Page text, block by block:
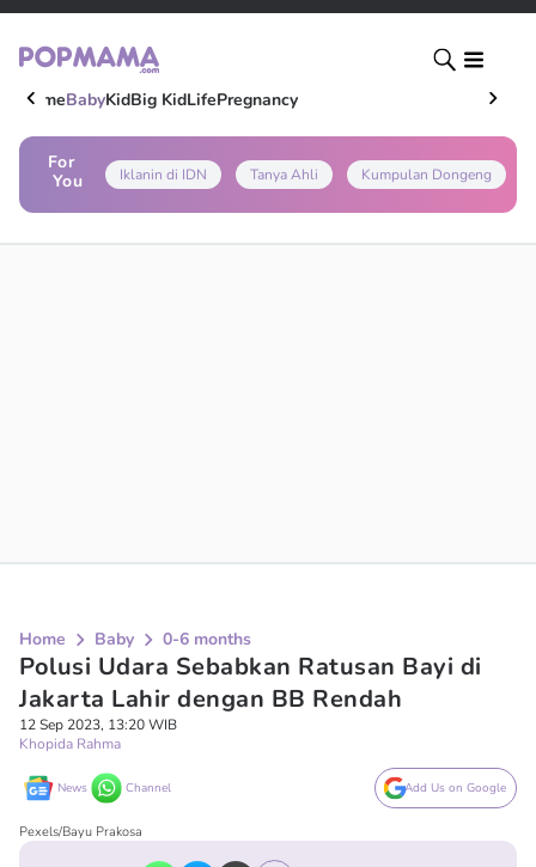
HomeBabyKidBig KidLifePregnancy
For
You
Iklanin di IDN Tanya Ahli Kumpulan Dongeng
Home Baby 0-6 months
Polusi Udara Sebabkan Ratusan Bayi di
Jakarta Lahir dengan BB Rendah
12 Sep 2023, 13:20 WIB
Khopida Rahma
News Channel Add Us on Google
Pexels/Bayu Prakosa